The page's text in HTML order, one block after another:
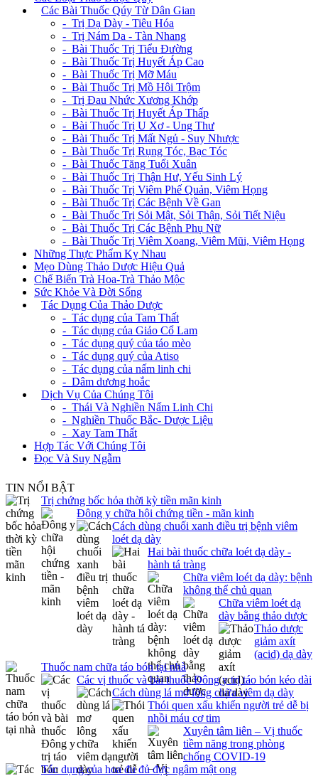
Các Bài Thuốc Qúy Từ Dân Gian
- Trị Dạ Dày - Tiêu Hóa
- Trị Nám Da - Tàn Nhang
- Bài Thuốc Trị Tiểu Đường
- Bài Thuốc Trị Huyết Áp Cao
- Bài Thuốc Trị Mỡ Máu
- Bài Thuốc Trị Mồ Hôi Trộm
- Trị Đau Nhức Xương Khớp
- Bài Thuốc Trị Huyết Áp Thấp
- Bài Thuốc Trị U Xơ - Ung Thư
- Bài Thuốc Trị Mất Ngủ - Suy Nhược
- Bài Thuốc Trị Rụng Tóc, Bạc Tóc
- Bài Thuốc Tăng Tuổi Xuân
- Bài Thuốc Trị Thận Hư, Yếu Sinh Lý
- Bài Thuốc Trị Viêm Phế Quản, Viêm Họng
- Bài Thuốc Trị Các Bệnh Về Gan
- Bài Thuốc Trị Sỏi Mật, Sỏi Thận, Sỏi Tiết Niệu
- Bài Thuốc Trị Các Bệnh Phụ Nữ
- Bài Thuốc Trị Viêm Xoang, Viêm Mũi, Viêm Họng
Những Thực Phẩm Kỵ Nhau
Mẹo Dùng Thảo Dược Hiệu Quả
Chế Biến Trà Hoa-Trà Thảo Mộc
Sức Khỏe Và Đời Sống
Tác Dụng Của Thảo Dược
- Tác dụng của Tam Thất
- Tác dụng của Giảo Cổ Lam
- Tác dụng quý của táo mèo
- Tác dụng quý của Atiso
- Tác dụng của nấm linh chi
- Dâm dương hoắc
Dịch Vụ Của Chúng Tôi
- Thái Và Nghiền Nấm Linh Chi
- Nghiền Thuốc Bắc- Dược Liệu
- Xay Tam Thất
Hợp Tác Với Chúng Tôi
Đọc Và Suy Ngẫm
TIN NỔI BẬT
Trị chứng bốc hỏa thời kỳ tiền mãn kinh
Đông y chữa hội chứng tiền - mãn kinh
Cách dùng chuối xanh điều trị bệnh viêm
loét dạ dày
Hai bài thuốc chữa loét dạ dày -
hành tá tràng
Chữa viêm loét dạ dày: bệnh
không thể chủ quan
Chữa viêm loét dạ
dày bằng thảo dược
Thảo dược
giảm axít
(acid) dạ dày
Thuốc nam chữa táo bón tại nhà
Các vị thuốc và bài thuốc Đông y trị táo bón kéo dài
Cách dùng lá mơ lông chữa viêm dạ dày
Thói quen xấu khiến người trẻ dễ bị
nhồi máu cơ tim
Xuyên tâm liên – Vị thuốc
tiềm năng trong phòng
chống COVID-19
Tác dụng của hoa đu đủ đực ngâm mật ong